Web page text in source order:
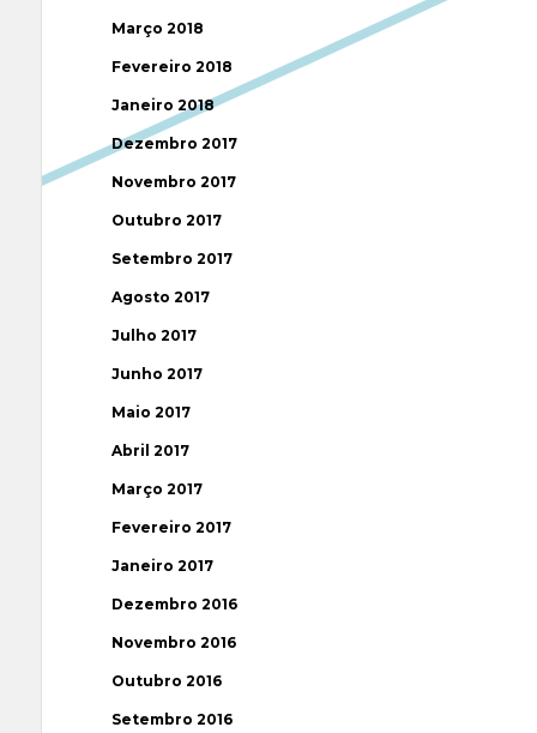
Março 2018
Fevereiro 2018
Janeiro 2018
Dezembro 2017
Novembro 2017
Outubro 2017
Setembro 2017
Agosto 2017
Julho 2017
Junho 2017
Maio 2017
Abril 2017
Março 2017
Fevereiro 2017
Janeiro 2017
Dezembro 2016
Novembro 2016
Outubro 2016
Setembro 2016